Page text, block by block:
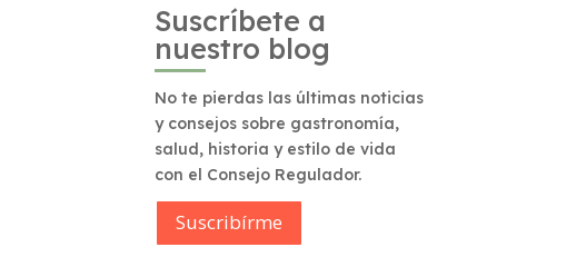
Suscríbete a
nuestro blog
No te pierdas las últimas noticias
y consejos sobre gastronomía,
salud, historia y estilo de vida
con el Consejo Regulador.
Suscribírme